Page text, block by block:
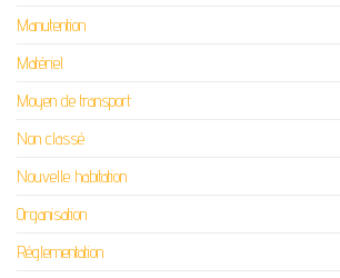
Manutention
Matériel
Moyen de transport
Non classé
Nouvelle habitation
Organisation
Réglementation